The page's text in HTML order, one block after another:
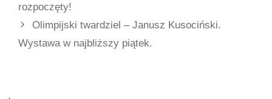
rozpoczęty!
Olimpijski twardziel – Janusz Kusociński.
Wystawa w najbliższy piątek.